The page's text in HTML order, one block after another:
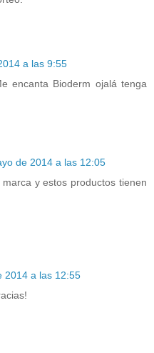
a las 9:55
encanta Bioderm ojalá tenga
de 2014 a las 12:05
y estos productos tienen
2014 a las 12:55